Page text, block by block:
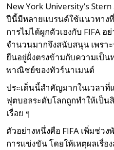
New York University’s
ปีนี้มีหลายแบรนด์ใช้แนวทาง
การไม่ได้ผูกตัวเองกับ FIFA อ
จำนวนมากจึงสนับสนุน เพรา
ยืนอยู่ฝั่งตรงข้ามกับความเป็น
พาณิชย์ของทัวร์นาเมนต์
ประเด็นนี้สำคัญมากในเวลา
ฟุตบอลระดับโลกถูกทำให้เป็
เรื่อย ๆ
ตัวอย่างหนึ่งคือ FIFA เพิ่มช่ว
การแข่งขัน โดยให้เหตุผลเรื่